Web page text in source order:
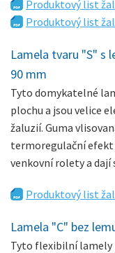
Produktový list
Produktový list
Lamela tvaru "S" s
90 mm
Tyto domykatelné
plochu a jsou velice
žaluzií. Guma
termoregulační
venkovní rolety a dají
Produktový list
Lamela "C" bez
Tyto flexibilní lamely